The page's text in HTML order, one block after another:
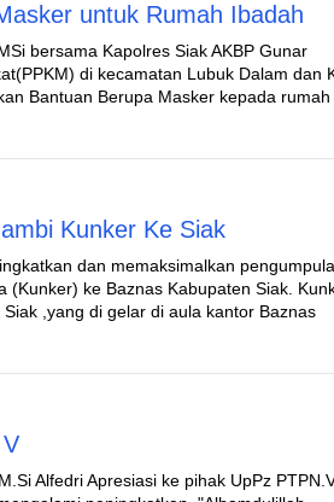
untuk Rumah Ibadah
bersama Kapolres Siak AKBP Gunar
di kecamatan Lubuk Dalam dan
Bantuan Berupa Masker kepada rumah
Kunker Ke Siak
dan memaksimalkan
ke Baznas Kabupaten Siak.
,yang di gelar di aula kantor Baznas
Alfedri Apresiasi ke pihak UpPz